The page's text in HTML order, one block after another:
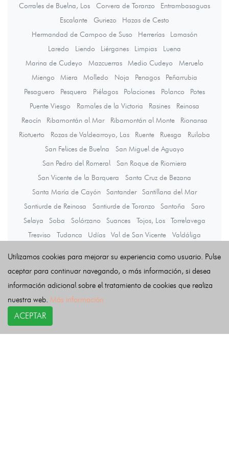
Corrales de Buelna, Los
Corvera de Toranzo
Entrambasaguas
Escalante
Guriezo
Hazas de Cesto
Hermandad de Campoo de Suso
Herrerías
Lamasón
Laredo
Liendo Liérganes Limpias
Luena
Marina de Cudeyo
Mazcuerras Medio Cudeyo
Meruelo
Miengo
Miera Molledo Noja Penagos
Peñarrubia
Pesaguero
Pesquera Piélagos Polaciones Polanco
Potes
Puente Viesgo
Ramales de la Victoria Rasines
Reinosa
Reocín
Ribamontán al Mar Ribamontán al Monte
Rionansa
Riotuerto
Rozas de Valdearroyo, Las Ruente Ruesga
Ruiloba
San Felices de Buelna
San Miguel de Aguayo
San Pedro del Romeral
San Roque de Riomiera
San Vicente de la Barquera
Santa Cruz de Bezana
Santa María de Cayón
Santander
Santillana del Mar
Santiurde de Reinosa
Santiurde de Toranzo Santoña
Saro
Selaya
Soba Solórzano Suances Tojos, Los
Torrelavega
Tresviso
Tudanca Udías Val de San Vicente
Valdáliga
Valle de Villaverde
Vega de Liébana
Villaescusa
Utilizamos cookies para mejorar su experiencia como usuario. Pulse
aceptar para continuar navegando, o más información, si desea
información adicional sobre el tratamiento de cookies que realiza
nuestra web. Más información
ACEPTAR